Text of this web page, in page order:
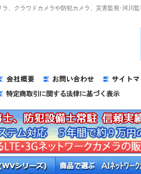
、クラウドカメラや防犯カメラ、災害監視･河川